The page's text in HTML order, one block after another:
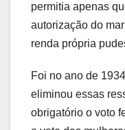
permitia apenas
autorização do
renda própria
Foi no ano de
eliminou essas
obrigatório o voto